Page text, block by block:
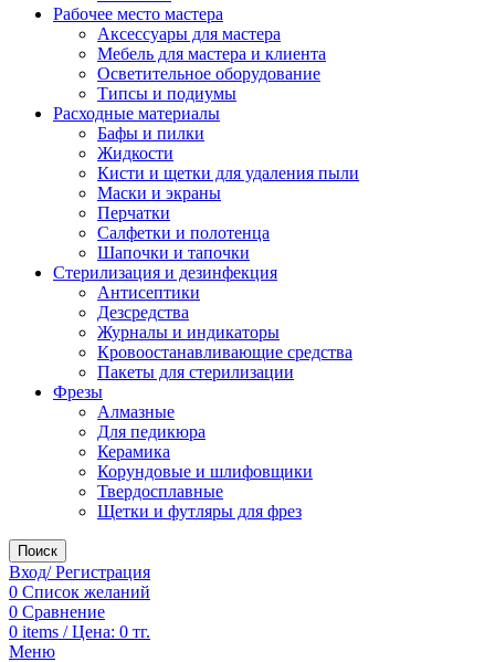
Рабочее место мастера
Аксессуары для мастера
Мебель для мастера и клиента
Осветительное оборудование
Типсы и подиумы
Расходные материалы
Бафы и пилки
Жидкости
Кисти и щетки для удаления пыли
Маски и экраны
Перчатки
Салфетки и полотенца
Шапочки и тапочки
Стерилизация и дезинфекция
Антисептики
Дезсредства
Журналы и индикаторы
Кровоостанавливающие средства
Пакеты для стерилизации
Фрезы
Алмазные
Для педикюра
Керамика
Корундовые и шлифовщики
Твердосплавные
Щетки и футляры для фрез
Поиск
Вход/ Регистрация
0 Список желаний
0 Сравнение
0 items / Цена: 0 тг.
Меню